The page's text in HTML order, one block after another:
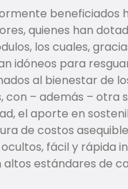
beneficiados
quienes han
los cuales,
idóneos para
al bienestar de
– además – otra
el aporte en
de costos
fácil y rápida
estándares de